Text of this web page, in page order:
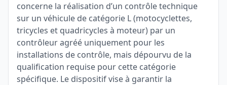
concerne la réalisation d’un contrôle technique
sur un véhicule de catégorie L (motocyclettes,
tricycles et quadricycles à moteur) par un
contrôleur agréé uniquement pour les
installations de contrôle, mais dépourvu de la
qualification requise pour cette catégorie
spécifique. Le dispositif vise à garantir la